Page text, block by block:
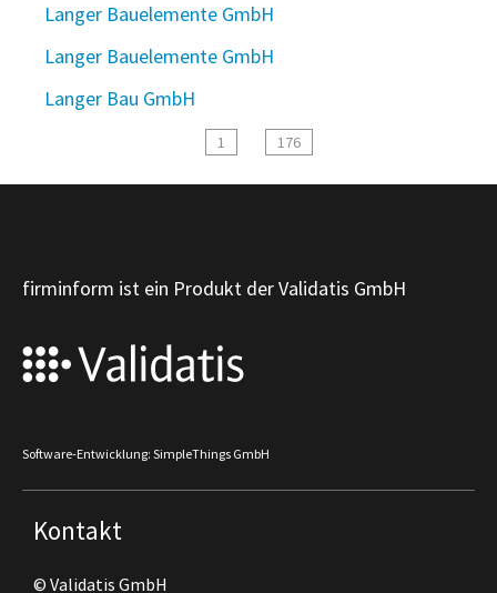
Langer Bauelemente GmbH
Langer Bauelemente GmbH
Langer Bau GmbH
1 176
firminform ist ein Produkt der Validatis GmbH
Software-Entwicklung: SimpleThings GmbH
Kontakt
© Validatis GmbH